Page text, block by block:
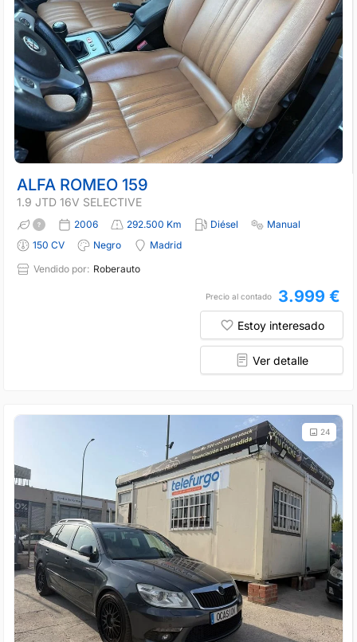
ALFA ROMEO 159
1.9 JTD 16V SELECTIVE
2006 292.500 Km Diésel
Manual
150 CV
Negro
Madrid
Vendido por: Roberauto
Precio al contado 3.999 €
Estoy interesado
Ver detalle
24